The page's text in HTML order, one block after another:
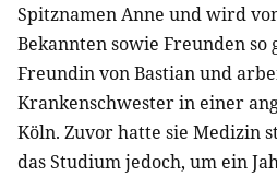
Spitznamen Anne und wird
Bekannten sowie Freunden so
Freundin von Bastian und
Krankenschwester in einer
Köln. Zuvor hatte sie Medizin
das Studium jedoch, um ein